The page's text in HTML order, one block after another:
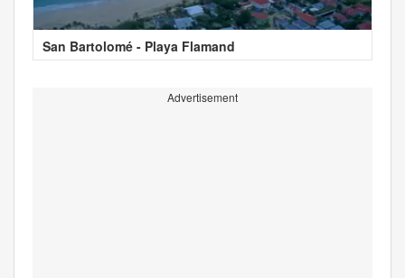
San Bartolomé - Playa Flamand
Advertisement